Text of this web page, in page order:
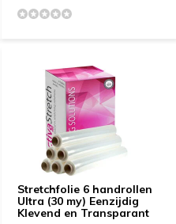
Stretchfolie 6 handrollen
Ultra (30 my) Eenzijdig
Klevend en Transparant